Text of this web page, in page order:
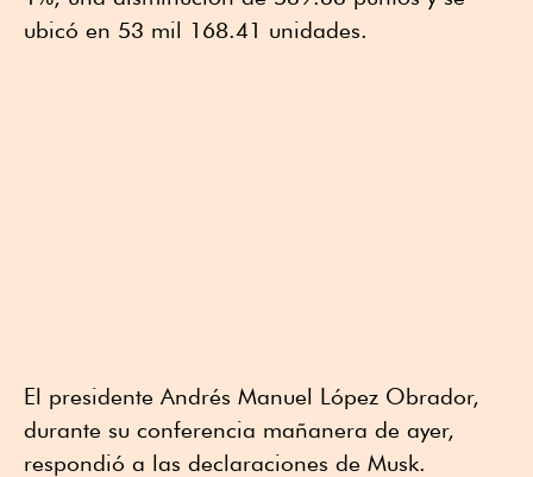
ubicó en 53 mil 168.41 unidades.
El presidente Andrés Manuel López Obrador,
durante su conferencia mañanera de ayer,
respondió a las declaraciones de Musk.